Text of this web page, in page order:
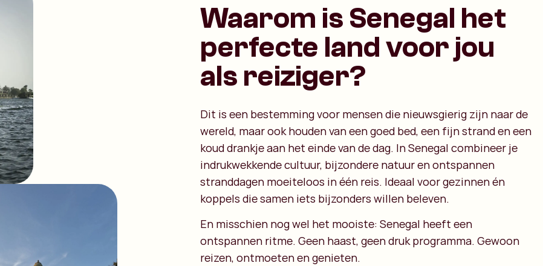
Waarom is Senegal het
perfecte land voor jou
als reiziger?
Dit is een bestemming voor mensen die nieuwsgierig zijn naar de
wereld, maar ook houden van een goed bed, een fijn strand en een
koud drankje aan het einde van de dag. In Senegal combineer je
indrukwekkende cultuur, bijzondere natuur en ontspannen
stranddagen moeiteloos in één reis. Ideaal voor gezinnen én
koppels die samen iets bijzonders willen beleven.
En misschien nog wel het mooiste: Senegal heeft een
ontspannen ritme. Geen haast, geen druk programma. Gewoon
reizen, ontmoeten en genieten.